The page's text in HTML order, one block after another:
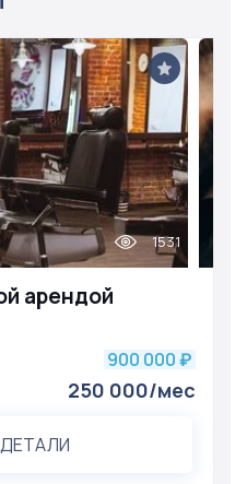
арендой
1531
900 000 ₽
250 000/мес